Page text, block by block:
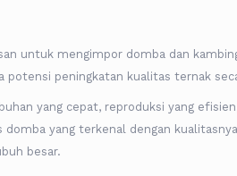
untuk mengimpor domba dan
peningkatan kualitas ternak
yang cepat, reproduksi yang
yang terkenal dengan
besar.